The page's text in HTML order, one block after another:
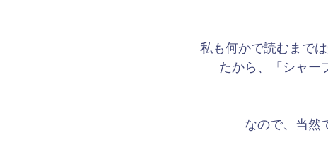
私も何かで読むまで
たから、「シャー
なので、当然